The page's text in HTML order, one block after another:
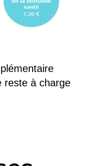
reste à charge